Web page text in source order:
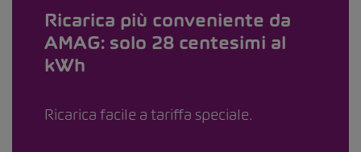
Ricarica più conveniente da
AMAG: solo 28 centesimi al
kWh
Ricarica facile a tariffa speciale.